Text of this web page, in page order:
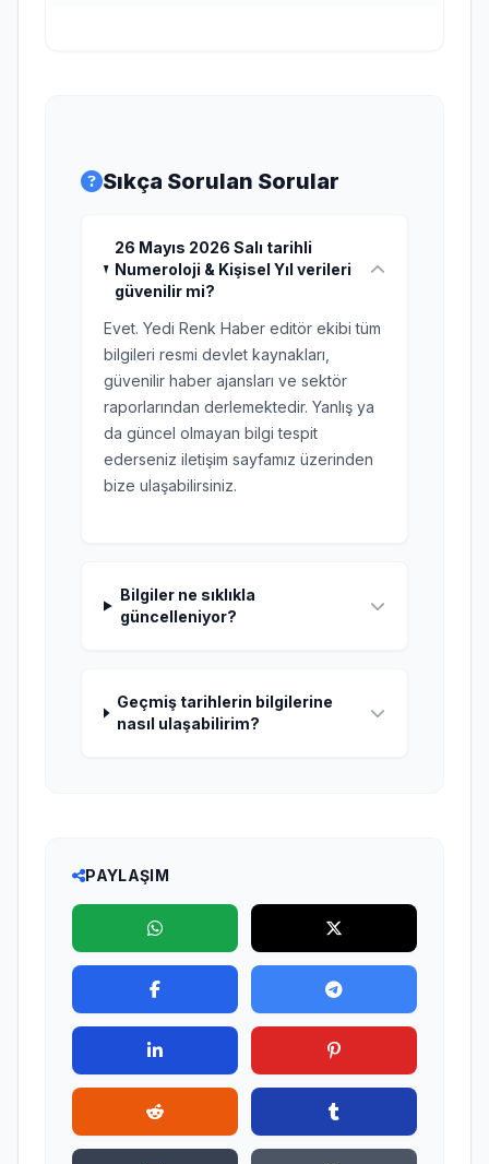
Sıkça Sorulan Sorular
26 Mayıs 2026 Salı tarihli
Numeroloji & Kişisel Yıl verileri
güvenilir mi?
Evet. Yedi Renk Haber editör ekibi tüm
bilgileri resmi devlet kaynakları,
güvenilir haber ajansları ve sektör
raporlarından derlemektedir. Yanlış ya
da güncel olmayan bilgi tespit
ederseniz iletişim sayfamız üzerinden
bize ulaşabilirsiniz.
Bilgiler ne sıklıkla
güncelleniyor?
Geçmiş tarihlerin bilgilerine
nasıl ulaşabilirim?
PAYLAŞIM